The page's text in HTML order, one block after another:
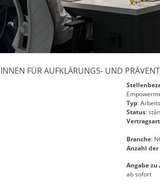
FÜR AUFKLÄRUNGS- UND
Typ:
Status:
Vertragsart
Branche:
Anzahl
Angabe
ab sofort